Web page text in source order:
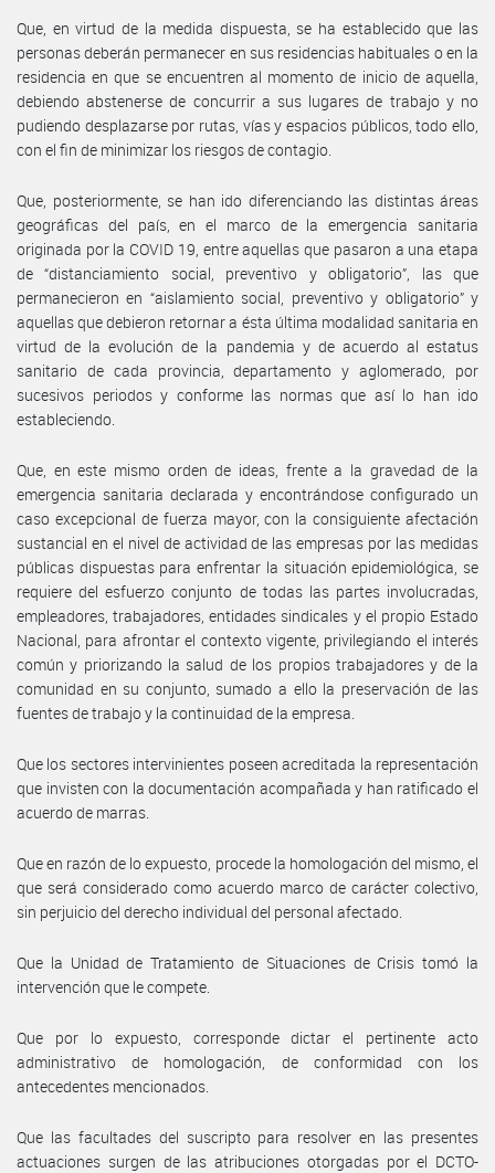
Que, en virtud de la medida dispuesta, se ha establecido que las
personas deberán permanecer en sus residencias habituales o en la
residencia en que se encuentren al momento de inicio de aquella,
debiendo abstenerse de concurrir a sus lugares de trabajo y no
pudiendo desplazarse por rutas, vías y espacios públicos, todo ello,
con el fin de minimizar los riesgos de contagio.
Que, posteriormente, se han ido diferenciando las distintas áreas
geográficas del país, en el marco de la emergencia sanitaria
originada por la COVID 19, entre aquellas que pasaron a una etapa
de “distanciamiento social, preventivo y obligatorio”, las que
permanecieron en “aislamiento social, preventivo y obligatorio” y
aquellas que debieron retornar a ésta última modalidad sanitaria en
virtud de la evolución de la pandemia y de acuerdo al estatus
sanitario de cada provincia, departamento y aglomerado, por
sucesivos periodos y conforme las normas que así lo han ido
estableciendo.
Que, en este mismo orden de ideas, frente a la gravedad de la
emergencia sanitaria declarada y encontrándose configurado un
caso excepcional de fuerza mayor, con la consiguiente afectación
sustancial en el nivel de actividad de las empresas por las medidas
públicas dispuestas para enfrentar la situación epidemiológica, se
requiere del esfuerzo conjunto de todas las partes involucradas,
empleadores, trabajadores, entidades sindicales y el propio Estado
Nacional, para afrontar el contexto vigente, privilegiando el interés
común y priorizando la salud de los propios trabajadores y de la
comunidad en su conjunto, sumado a ello la preservación de las
fuentes de trabajo y la continuidad de la empresa.
Que los sectores intervinientes poseen acreditada la representación
que invisten con la documentación acompañada y han ratificado el
acuerdo de marras.
Que en razón de lo expuesto, procede la homologación del mismo, el
que será considerado como acuerdo marco de carácter colectivo,
sin perjuicio del derecho individual del personal afectado.
Que la Unidad de Tratamiento de Situaciones de Crisis tomó la
intervención que le compete.
Que por lo expuesto, corresponde dictar el pertinente acto
administrativo de homologación, de conformidad con los
antecedentes mencionados.
Que las facultades del suscripto para resolver en las presentes
actuaciones surgen de las atribuciones otorgadas por el DCTO-